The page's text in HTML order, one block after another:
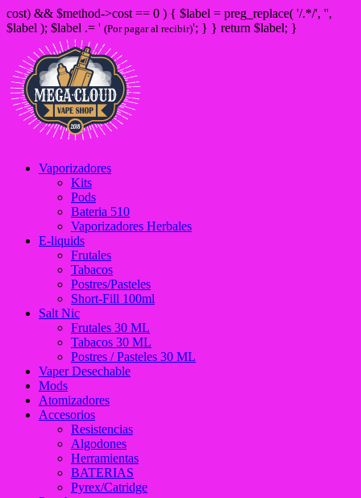
cost) && $method->cost == 0 ) { $label = preg_replace( '/.*/', '',
$label ); $label .= ' (Por pagar al recibir)'; } } return $label; }
Vaporizadores
Kits
Pods
Bateria 510
Vaporizadores Herbales
E-liquids
Frutales
Tabacos
Postres/Pasteles
Short-Fill 100ml
Salt Nic
Frutales 30 ML
Tabacos 30 ML
Postres / Pasteles 30 ML
Vaper Desechable
Mods
Atomizadores
Accesorios
Resistencias
Algodones
Herramientas
BATERIAS
Pyrex/Catridge